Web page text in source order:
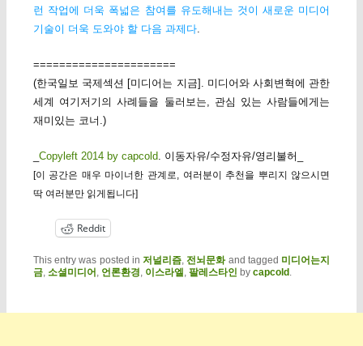
런 작업에 더욱 폭넓은 참여를 유도해내는 것이 새로운 미디어
기술이 더욱 도와야 할 다음 과제다.
======================
(한국일보 국제섹션 [미디어는 지금]. 미디어와 사회변혁에 관한
세계 여기저기의 사례들을 둘러보는, 관심 있는 사람들에게는
재미있는 코너.)
Copyleft 2014 by capcold. 이동자유/수정자유/영리불허_
[이 공간은 매우 마이너한 관계로, 여러분이 추천을 뿌리지 않으시면
딱 여러분만 읽게됩니다]
Reddit
This entry was posted in저널리즘, 전뇌문화and tagged 미디어는지
금, 소셜미디어 , 언론환경, 이스라엘, 팔레스타인 by capcold .